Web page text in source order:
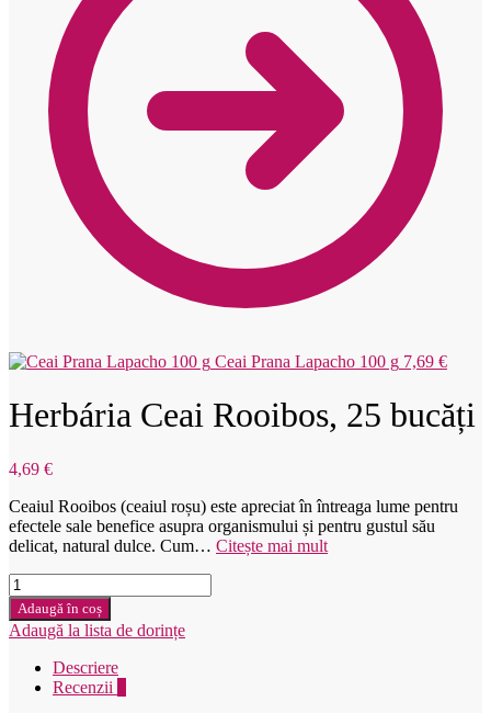
Ceai Prana Lapacho 100 g 7,69 €
Herbária Ceai Rooibos, 25 bucăți
4,69 €
Ceaiul Rooibos (ceaiul roșu) este apreciat în întreaga lume pentru
efectele sale benefice asupra organismului și pentru gustul său
delicat, natural dulce. Cum… Citește mai mult
Cantitate
Herbária
Rooibos
čaj
Adaugă în coș
Adaugă la lista de dorințe
Descriere
Recenzii